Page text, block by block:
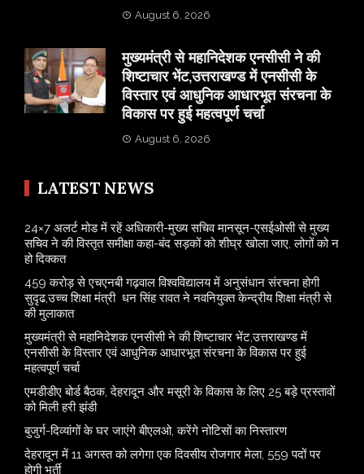
August 6, 2026
मुख्यमंत्री से महानिदेशक एनसीसी ने की
शिष्टाचार भेंट,उत्तराखण्ड में एनसीसी के
विस्तार एवं आधुनिक आधारभूत संरचना के
विकास पर हुई महत्वपूर्ण चर्चा
August 6, 2026
LATEST NEWS
24×7 अलर्ट मोड में रहें अधिकारी-मुख्य सचिव मानसून-एसईओसी से मुख्य
सचिव ने की विस्तृत समीक्षा कहा-बंद सड़कों को शीघ्र खोला जाए, लोगों को न
हो दिक्कत
459 करोड़ से एचएनबी गढ़वाल विश्वविद्यालय में अनुसंधान संरचना होगी
सुदृढ,उच्च शिक्षा मंत्री धन सिंह रावत ने नवनियुक्त केन्द्रीय शिक्षा मंत्री से
की मुलाकात
मुख्यमंत्री से महानिदेशक एनसीसी ने की शिष्टाचार भेंट,उत्तराखण्ड में
एनसीसी के विस्तार एवं आधुनिक आधारभूत संरचना के विकास पर हुई
महत्वपूर्ण चर्चा
एमडीडीए बोर्ड बैठक, देहरादून और मसूरी के विकास के लिए 25 बड़े प्रस्तावों
को मिली हरी झंडी
बुजुर्ग-दिव्यांगों के घर जाएंगे बीएलओ, करेंगे नोटिसों का निस्तारण
​देहरादून में 11 अगस्त को लगेगा एक दिवसीय रोजगार मेला, 559 पदों पर
होगी भर्ती